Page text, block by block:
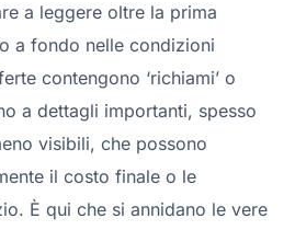
a leggere oltre la prima
a fondo nelle condizioni
contengono ‘richiami’ o
a dettagli importanti, spesso
visibili, che possono
il costo finale o le
È qui che si annidano le vere